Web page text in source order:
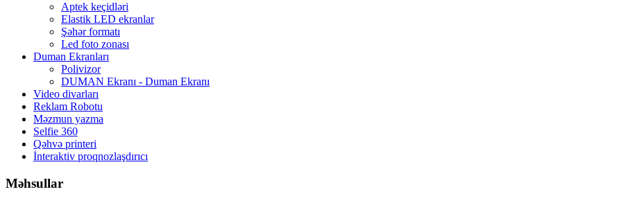
Aptek keçidləri
Elastik LED ekranlar
Şəhər formatı
Led foto zonası
Duman Ekranları
Polivizor
DUMAN Ekranı - Duman Ekranı
Video divarları
Reklam Robotu
Məzmun yazma
Selfie 360
Qəhvə printeri
İnteraktiv proqnozlaşdırıcı
Məhsullar